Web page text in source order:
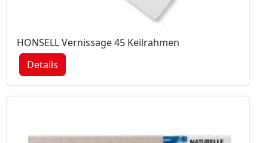
HONSELL Vernissage 45 Keilrahmen
Details